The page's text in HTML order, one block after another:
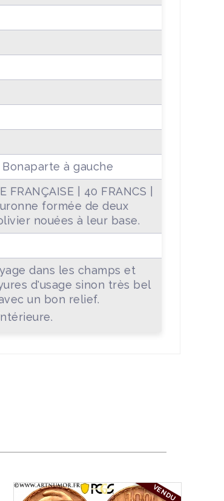
à gauche
FRANÇAISE | 40 FRANCS |
formée de deux
nouées à leur base.
dans les champs et
d'usage sinon très bel
un bon relief.
VENDU